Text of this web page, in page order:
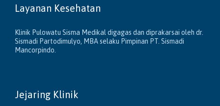
Layanan Kesehatan
Klinik Pulowatu Sisma Medikal digagas dan diprakarsai oleh dr.
Sismadi Partodimulyo, MBA selaku Pimpinan PT. Sismadi
Mancorpindo.
Jejaring Klinik